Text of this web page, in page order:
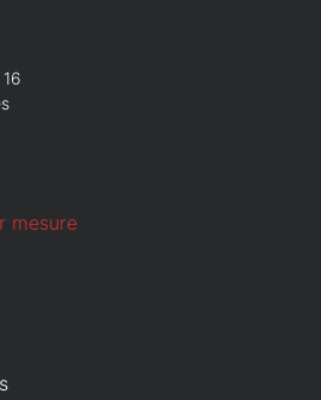
mesure